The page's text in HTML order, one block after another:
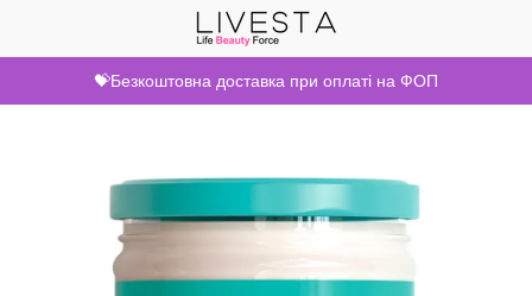
💝Безкоштовна доставка при оплаті на ФОП